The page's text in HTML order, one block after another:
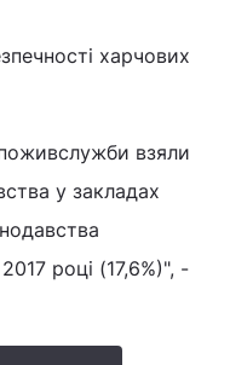
харчових
взяли
у закладах
році (17,6%)", -